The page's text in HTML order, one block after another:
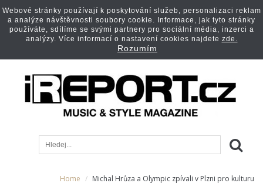
Home Michal Hrůza a Olympic zpívali v Plzni pro kulturu
Webové stránky používají k poskytování služeb, personalizaci reklam
a analýze návštěvnosti soubory cookie. Informace, jak tyto stránky
používáte, sdílíme se svými partnery pro sociální média, inzerci a
analýzy. Více informací o nastavení cookies najdete zde.
Rozumím